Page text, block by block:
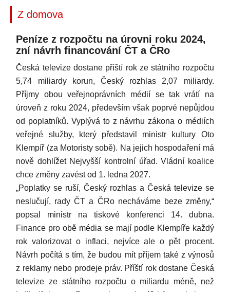
Z domova
Peníze z rozpočtu na úrovni roku 2024,
zní návrh financování ČT a ČRo
Česká televize dostane příští rok ze státního rozpočtu
5,74 miliardy korun, Český rozhlas 2,07 miliardy.
Příjmy obou veřejnoprávních médií se tak vrátí na
úroveň z roku 2024, především však poprvé nepůjdou
od poplatníků. Vyplývá to z návrhu zákona o médiích
veřejné služby, který představil ministr kultury Oto
Klempíř (za Motoristy sobě). Na jejich hospodaření má
nově dohlížet Nejvyšší kontrolní úřad. Vládní koalice
chce změny zavést od 1. ledna 2027.
„Poplatky se ruší, Český rozhlas a Česká televize se
neslučují, rady ČT a ČRo necháváme beze změny,“
popsal ministr na tiskové konferenci 14. dubna.
Finance pro obě média se mají podle Klempíře každý
rok valorizovat o inflaci, nejvíce ale o pět procent.
Návrh počítá s tím, že budou mít příjem také z výnosů
z reklamy nebo prodeje práv. Příští rok dostane Česká
televize ze státního rozpočtu o miliardu méně, než